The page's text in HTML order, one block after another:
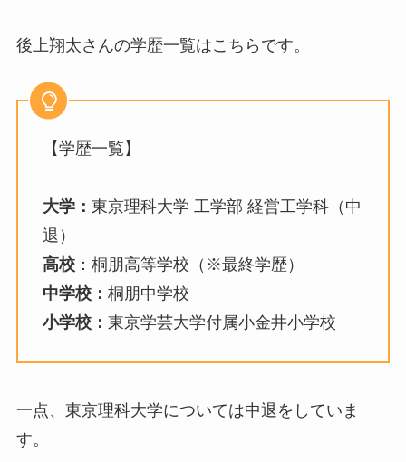
後上翔太さんの学歴一覧はこちらです。
【学歴一覧】
大学： 東京理科大学 工学部 経営工学科（中
退）
高校：桐朋高等学校（※最終学歴）
中学校： 桐朋中学校
小学校： 東京学芸大学付属小金井小学校
一点、東京理科大学については中退をしていま
す。